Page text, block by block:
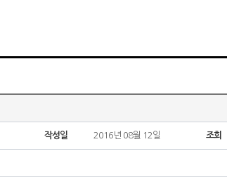
작성일 2016년 08월 12일 조회